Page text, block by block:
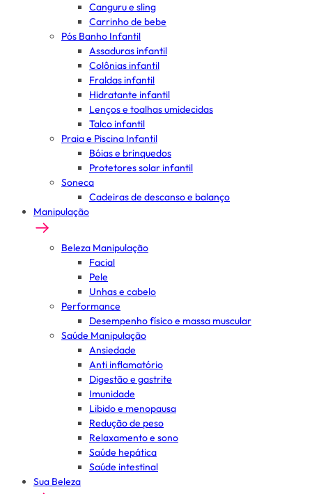
Canguru e sling
Carrinho de bebe
Pós Banho Infantil
Assaduras infantil
Colônias infantil
Fraldas infantil
Hidratante infantil
Lenços e toalhas umidecidas
Talco infantil
Praia e Piscina Infantil
Bóias e brinquedos
Protetores solar infantil
Soneca
Cadeiras de descanso e balanço
Manipulação
Beleza Manipulação
Facial
Pele
Unhas e cabelo
Performance
Desempenho físico e massa muscular
Saúde Manipulação
Ansiedade
Anti inflamatório
Digestão e gastrite
Imunidade
Libido e menopausa
Redução de peso
Relaxamento e sono
Saúde hepática
Saúde intestinal
Sua Beleza